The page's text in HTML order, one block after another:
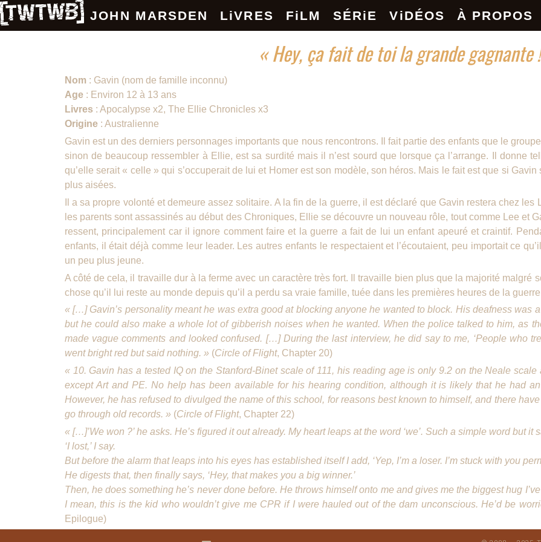
JOHN MARSDEN LiVRES FiLM SÉRiE ViDÉOS À PROPOS
« Hey, ça fait de toi la grande gagnante
Nom: Gavin (nom de famille inconnu)
Age: Environ 12 à 13 ans
Livres : Apocalypse x2, The Ellie Chronicles x3
Origine: Australienne
Gavin est un des derniers personnages importants que nous rencontrons. Il fait partie des enfants que le
sinon de beaucoup ressembler à Ellie, est sa surdité mais il n’est sourd que lorsque ça l’arrange. Il donne
qu’elle serait « celle » qui s’occuperait de lui et Homer est son modèle, son héros. Mais le fait est que si
plus aisées.
Il a sa propre volonté et demeure assez solitaire. A la fin de la guerre, il est déclaré que Gavin restera chez
les parents sont assassinés au début des Chroniques, Ellie se découvre un nouveau rôle, tout comme Lee et
ressent, principalement car il ignore comment faire et la guerre a fait de lui un enfant apeuré et craintif.
enfants, il était déjà comme leur leader. Les autres enfants le respectaient et l’écoutaient, peu importait ce
un peu plus jeune.
A côté de cela, il travaille dur à la ferme avec un caractère très fort. Il travaille bien plus que la majorité malgré
chose qu’il lui reste au monde depuis qu’il a perdu sa vraie famille, tuée dans les premières heures de la
« […] Gavin’s personality meant he was extra good at blocking anyone he wanted to block. His deafness was
but he could also make a whole lot of gibberish noises when he wanted. When the police talked to him, as
made vague comments and looked confused. […] During the last interview, he did say to me, ‘People who
went bright red but said nothing. » (Circle of Flight, Chapter 20)
« 10. Gavin has a tested IQ on the Stanford-Binet scale of 111, his reading age is only 9.2 on the Neale
except Art and PE. No help has been available for his hearing condition, although it is likely that he had
However, he has refused to divulged the name of this school, for reasons best known to himself, and there
go through old records. » (Circle of Flight, Chapter 22)
« […]’We won ?’ he asks. He’s figured it out already. My heart leaps at the word ‘we’. Such a simple word but it
‘I lost,’ I say.
But before the alarm that leaps into his eyes has established itself I add, ‘Yep, I’m a loser. I’m stuck with you
He digests that, then finally says, ‘Hey, that makes you a big winner.’
Then, he does something he’s never done before. He throws himself onto me and gives me the biggest hug
I mean, this is the kid who wouldn’t give me CPR if I were hauled out of the dam unconscious. He’d be
Epilogue)